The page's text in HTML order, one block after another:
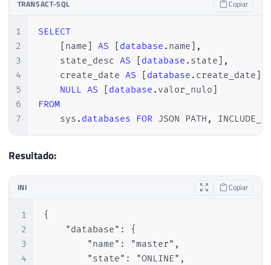
33
    ]
TRANSACT-SQL Copiar
1
2
3
4
5
6
7
SELECT
[name] AS [database . name] ,
    state_desc
AS [database . state] ,
    create_date
AS [database . create_date]
NULL AS [database . valor_nulo]
FROM
    sys
. databases FOR JSON PATH ,
Resultado:
INI Copiar
1
2
3
4
{
    "database": {
        "name": "master",
        "state": "ONLINE",